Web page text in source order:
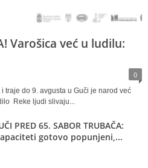
Varošica već u ludilu:
0
traje do 9. avgusta u Guči je narod već
Reke ljudi slivaju...
PRED 65. SABOR TRUBAČA:
gotovo popunjeni,...